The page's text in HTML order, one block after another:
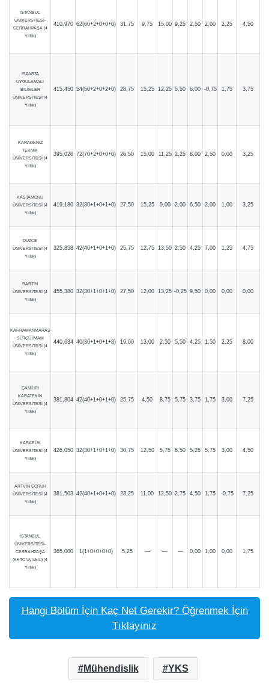
İSTANBUL
ÜNİVERSİTESİ-
CERRAHPAŞA (4
Yıllık)
410,970 62(60+2+0+0+0) 31,75 9,75 15,00 9,25 2,50 2,00 2,25 4,50
ISPARTA
UYGULAMALI
BİLİMLER
ÜNİVERSİTESİ (4
Yıllık)
415,450 54(50+2+0+2+0) 28,75 15,25 12,25 5,50 6,00 -0,75 1,75 3,75
KARADENİZ
TEKNİK
ÜNİVERSİTESİ (4
Yıllık)
395,026 72(70+2+0+0+0) 26,50 15,00 11,25 2,25 8,00 2,50 0,00 3,25
KASTAMONU
ÜNİVERSİTESİ (4
Yıllık)
419,180 32(30+1+0+1+0) 27,50 15,25 9,00 2,00 6,50 2,00 1,00 3,25
DÜZCE
ÜNİVERSİTESİ (4
Yıllık)
325,858 42(40+1+0+1+0) 25,75 12,75 13,50 2,50 4,25 7,00 1,25 4,75
BARTIN
ÜNİVERSİTESİ (4
Yıllık)
455,380 32(30+1+0+1+0) 27,50 12,00 13,25 -0,25 9,50 0,00 0,00 0,00
KAHRAMANMARAŞ
SÜTÇÜ İMAM
ÜNİVERSİTESİ (4
Yıllık)
440,634 40(30+1+0+1+8) 19,00 13,00 2,50 5,50 4,25 1,50 2,25 8,00
ÇANKIRI
KARATEKİN
ÜNİVERSİTESİ (4
Yıllık)
381,804 42(40+1+0+1+0) 25,75 4,50 8,75 5,75 3,75 1,75 3,00 7,25
KARABÜK
ÜNİVERSİTESİ (4
Yıllık)
426,050 32(30+1+0+1+0) 30,75 12,50 5,75 6,50 5,25 5,75 3,00 4,50
ARTVİN ÇORUH
ÜNİVERSİTESİ (4
Yıllık)
381,503 42(40+1+0+1+0) 23,25 11,00 12,50 2,75 4,50 1,75 -0,75 7,25
İSTANBUL
ÜNİVERSİTESİ-
CERRAHPAŞA
(KKTC Uyruklu) (4
Yıllık)
365,000 1(1+0+0+0+0) 5,25 — — — 0,00 1,00 0,00 1,75
Hangi Bölüm İçin Kaç Net Gerekir? Öğrenmek İçin
Tıklayınız
Mühendislik YKS